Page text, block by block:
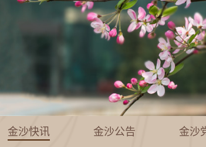
金沙快讯 金沙公告 金沙